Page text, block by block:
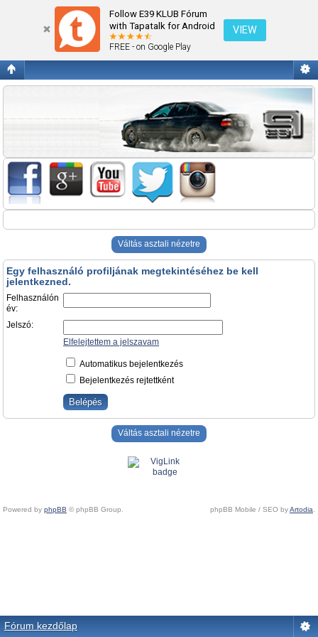
Follow E39 KLUB Fórum
with Tapatalk for Android
FREE - on Google Play
VIEW
Belépés
Váltás asztali nézetre
Egy felhasználó profiljának megtekintéséhez be kell
jelentkezned.
Felhasználón
év:
Jelszó:
Elfelejtettem a jelszavam
Automatikus bejelentkezés
Bejelentkezés rejtettként
Váltás asztali nézetre
Powered by phpBB © phpBB Group. phpBB Mobile / SEO byArtodia.
Fórum kezdőlap